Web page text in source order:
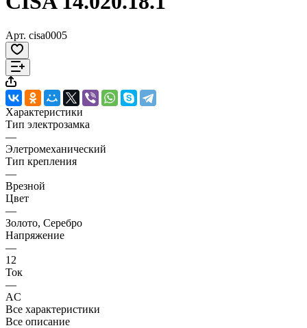
Арт. cisa0005
Характеристики
Тип электрозамка
—
Элетромеханический
Тип крепления
—
Врезной
Цвет
—
Золото, Серебро
Напряжение
—
12
Ток
—
AC
Все характеристики
Все описание